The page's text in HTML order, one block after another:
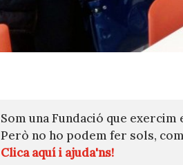
Som una Fundació que
Però no ho podem fer sols,
Clica aquí i ajuda'ns!